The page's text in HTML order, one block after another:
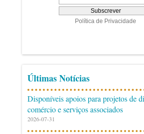
Últimas Notícias
Disponíveis apoios para projetos de
comércio e serviços associados
2026-07-31